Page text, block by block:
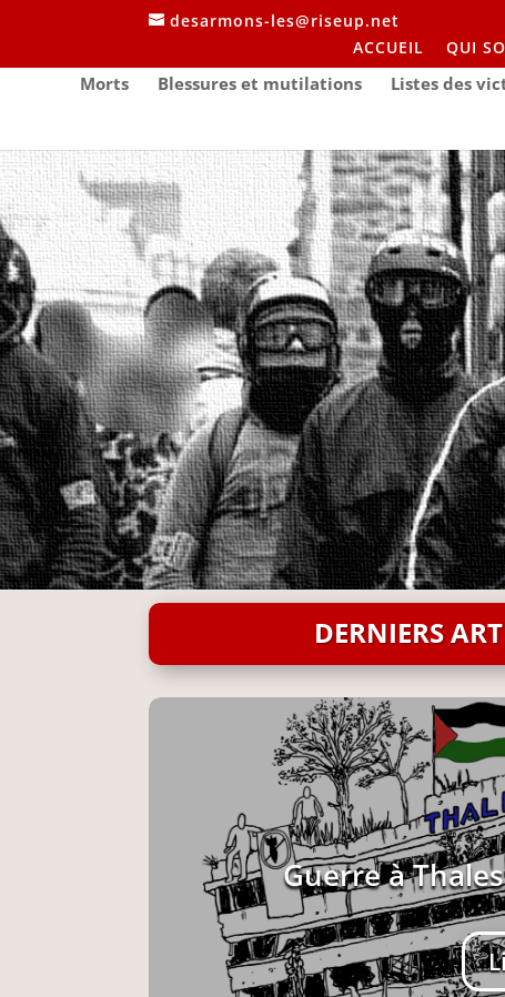
desarmons-les@riseup.net
ACCUEIL
QUI
Morts Blessures et mutilations Listes des
DERNIERS
Guerre à